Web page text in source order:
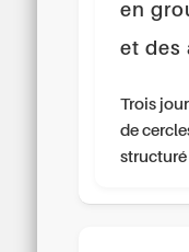
en
et des
Trois
de